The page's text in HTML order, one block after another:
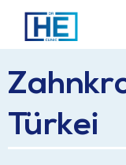
Türkei